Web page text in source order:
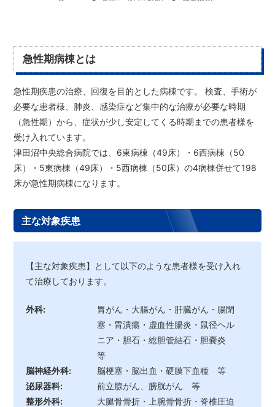
急性期病棟とは
急性期疾患の治療、回復を目的とした病棟です。 検査、手術が
必要な患者様、肺炎、感染症など集中的な治療が必要な時期
（急性期）から、症状が少し安定してくる時期までの患者様を
受け入れています。
津田沼中央総合病院では、6東病棟（49床）・6西病棟（50
床）・5東病棟（49床）・5西病棟（50床）の4病棟併せて198
床が急性期病棟になります。
主な対象疾患
【主な対象疾患】として以下のような患者様を受け入れ
て治療しております。
外科:
胃がん・大腸がん・肝臓がん・腸閉
塞・胃潰瘍・虚血性腸炎・鼠径ヘル
ニア・胆石・総胆管結石・胆嚢炎
等
脳神経外科:
脳梗塞・脳出血・硬膜下血種 等
泌尿器科:
前立腺がん、膀胱がん 等
整形外科:
大腿骨骨折・上腕骨骨折・脊椎圧迫